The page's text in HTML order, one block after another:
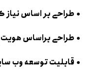
طراحی بر اساس
طراحی براساس
قابلیت توسعه وب